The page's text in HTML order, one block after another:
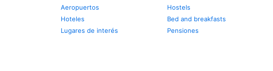
Aeropuertos
Hoteles
Lugares de interés
Hostels
Bed and breakfasts
Pensiones